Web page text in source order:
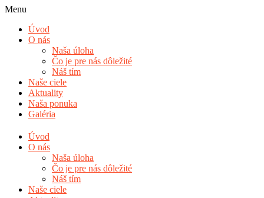
Menu
Úvod
O nás
Naša úloha
Čo je pre nás dôležité
Náš tím
Naše ciele
Aktuality
Naša ponuka
Galéria
Úvod
O nás
Naša úloha
Čo je pre nás dôležité
Náš tím
Naše ciele